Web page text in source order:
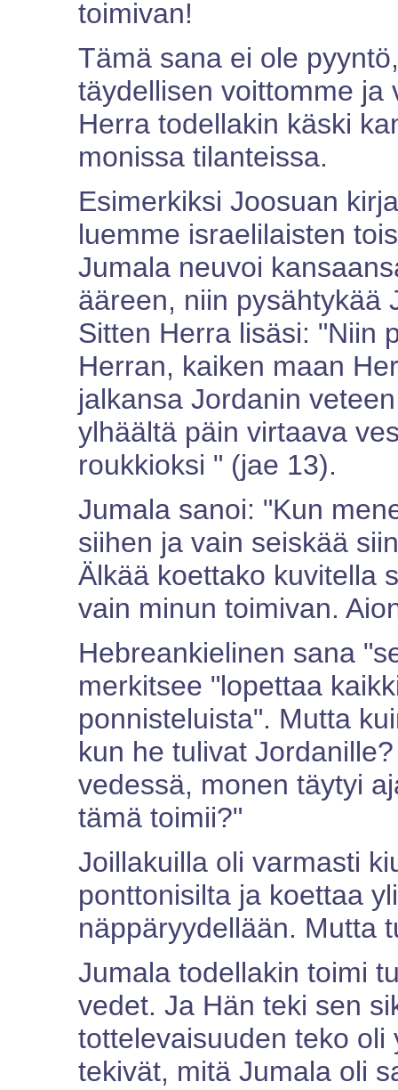
toimivan!
Tämä sana ei ole
täydellisen voittomme ja
Herra todellakin käski
monissa tilanteissa.
Esimerkiksi Joosuan
luemme israelilaisten
Jumala neuvoi
ääreen, niin pysähtykää
Sitten Herra lisäsi: "Niin
Herran, kaiken maan
jalkansa Jordanin
ylhäältä päin virtaava
roukkioksi " (jae 13).
Jumala sanoi: "Kun
siihen ja vain seiskää
Älkää koettako kuvitella
vain minun toimivan.
Hebreankielinen sana
merkitsee "lopettaa
ponnisteluista". Mutta
kun he tulivat
vedessä, monen täytyi
tämä toimii?"
Joillakuilla oli varmasti
ponttonisilta ja koettaa
näppäryydellään. Mutta
Jumala todellakin toimi
vedet. Ja Hän teki sen
tottelevaisuuden teko
tekivät, mitä Jumala oli